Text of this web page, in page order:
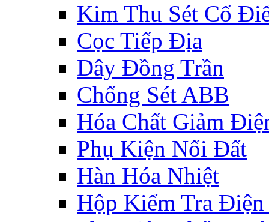
Kim Thu Sét Cổ
Cọc Tiếp Địa
Dây Đồng Trần
Chống Sét ABB
Hóa Chất Giảm
Phụ Kiện Nối Đất
Hàn Hóa Nhiệt
Hộp Kiểm Tra